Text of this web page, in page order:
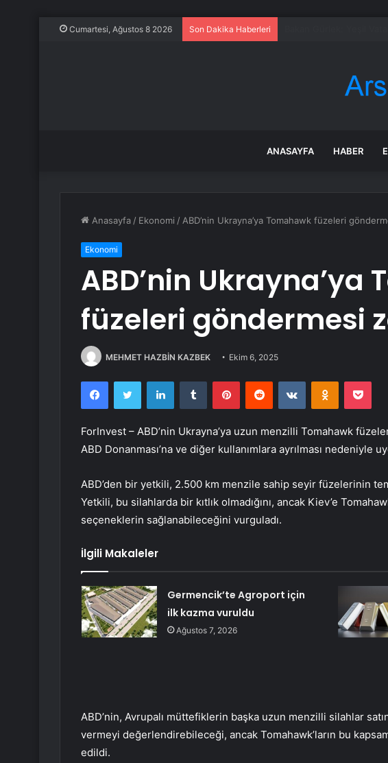
Cumartesi, Ağustos 8 2026 Son Dakika Haberleri
ANASAYFA HABER
Anasayfa / Ekonomi / ABD’nin Ukrayna’ya Tomahawk füzeleri
Ekonomi
ABD’nin Ukrayna’ya
füzeleri göndermesi
MEHMET HAZBİN KAZBEK Ekim 6, 2025
FacebookTwitter LinkedInTumblr PinterestReddit VKontakte
ForInvest – ABD’nin Ukrayna’ya uzun menzilli Tomahawk
ABD Donanması’na ve diğer kullanımlara ayrılması nedeniyle
ABD’den bir yetkili, 2.500 km menzile sahip seyir füzelerinin
Yetkili, bu silahlarda bir kıtlık olmadığını, ancak Kiev’e
seçeneklerin sağlanabileceğini vurguladı.
İlgili Makaleler
Germencik’te Agroport için
ilk kazma vuruldu
Ağustos 7, 2026
ABD’nin, Avrupalı müttefiklerin başka uzun menzilli silahlar
vermeyi değerlendirebileceği, ancak Tomahawk’ların bu
edildi.